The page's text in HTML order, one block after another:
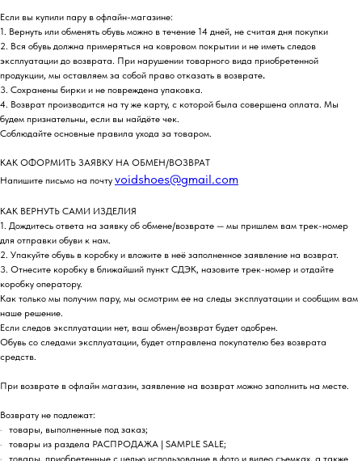
Если вы купили пару в офлайн-магазине:
1. Вернуть или обменять обувь можно в течение 14 дней, не считая дня покупки
2. Вся обувь должна примеряться на ковровом покрытии и не иметь следов
эксплуатации до возврата. При нарушении товарного вида приобретенной
продукции, мы оставляем за собой право отказать в возврате.
3. Сохранены бирки и не повреждена упаковка.
4. Возврат производится на ту же карту, с которой была совершена оплата. Мы
будем признательны, если вы найдёте чек.
Соблюдайте основные правила ухода за товаром.
КАК ОФОРМИТЬ ЗАЯВКУ НА ОБМЕН/ВОЗВРАТ
Напишите письмо на почту voidshoes@gmail.com
КАК ВЕРНУТЬ САМИ ИЗДЕЛИЯ
1. Дождитесь ответа на заявку об обмене/возврате — мы пришлем вам трек-номер
для отправки обуви к нам.
2. Упакуйте обувь в коробку и вложите в неё заполненное заявление на возврат.
3. Отнесите коробку в ближайший пункт СДЭК, назовите трек-номер и отдайте
коробку оператору.
Как только мы получим пару, мы осмотрим ее на следы эксплуатации и сообщим вам
наше решение.
Если следов эксплуатации нет, ваш обмен/возврат будет одобрен.
Обувь со следами эксплуатации, будет отправлена покупателю без возврата
средств.
При возврате в офлайн магазин, заявление на возврат можно заполнить на месте.
Возврату не подлежат:
· товары, выполненные под заказ;
· товары из раздела РАСПРОДАЖА | SAMPLE SALE;
· товары, приобретенные с целью использование в фото и видео съемках, а также